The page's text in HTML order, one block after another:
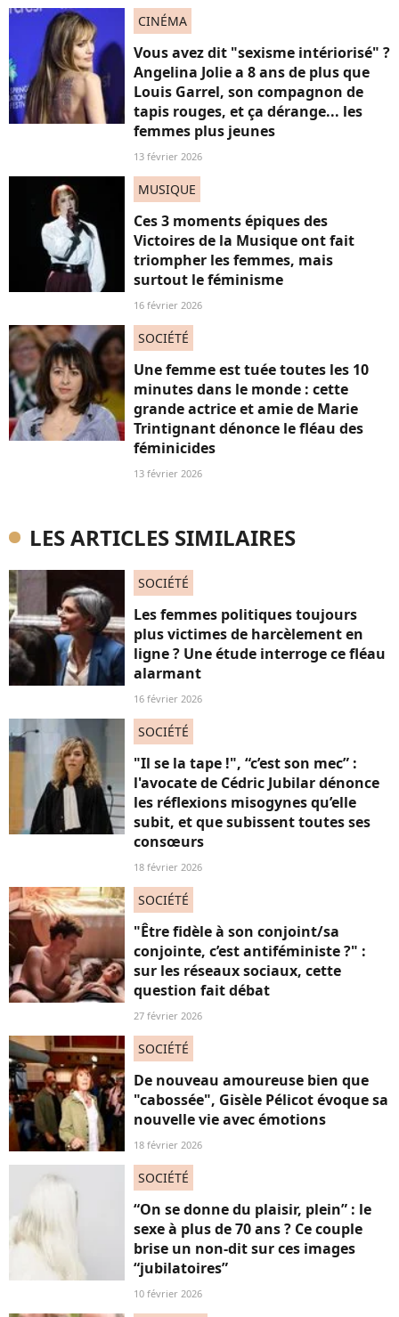
CINÉMA
Vous avez dit "sexisme intériorisé" ?
Angelina Jolie a 8 ans de plus que
Louis Garrel, son compagnon de
tapis rouges, et ça dérange... les
femmes plus jeunes
13 février 2026
MUSIQUE
Ces 3 moments épiques des
Victoires de la Musique ont fait
triompher les femmes, mais
surtout le féminisme
16 février 2026
SOCIÉTÉ
Une femme est tuée toutes les 10
minutes dans le monde : cette
grande actrice et amie de Marie
Trintignant dénonce le fléau des
féminicides
13 février 2026
LES ARTICLES SIMILAIRES
SOCIÉTÉ
Les femmes politiques toujours
plus victimes de harcèlement en
ligne ? Une étude interroge ce fléau
alarmant
16 février 2026
SOCIÉTÉ
"Il se la tape !", “c’est son mec” :
l'avocate de Cédric Jubilar dénonce
les réflexions misogynes qu’elle
subit, et que subissent toutes ses
consœurs
18 février 2026
SOCIÉTÉ
"Être fidèle à son conjoint/sa
conjointe, c’est antiféministe ?" :
sur les réseaux sociaux, cette
question fait débat
27 février 2026
SOCIÉTÉ
De nouveau amoureuse bien que
"cabossée", Gisèle Pélicot évoque sa
nouvelle vie avec émotions
18 février 2026
SOCIÉTÉ
“On se donne du plaisir, plein” : le
sexe à plus de 70 ans ? Ce couple
brise un non-dit sur ces images
“jubilatoires”
10 février 2026